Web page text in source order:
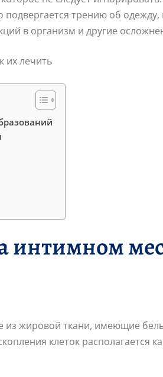
подвергается трению об одежду,
в организм и другие
интимном
из жировой ткани, имеющие
клеток располагается